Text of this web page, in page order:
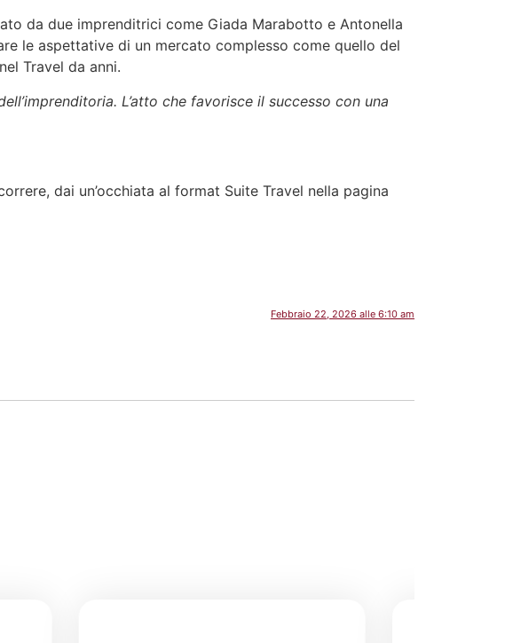
da due imprenditrici come Giada Marabotto e Antonella
le aspettative di un mercato complesso come quello del
Travel da anni.
L’atto che favorisce il successo con una
dai un’occhiata al format Suite Travel nella pagina
Febbraio 22, 2026 alle 6:10 am